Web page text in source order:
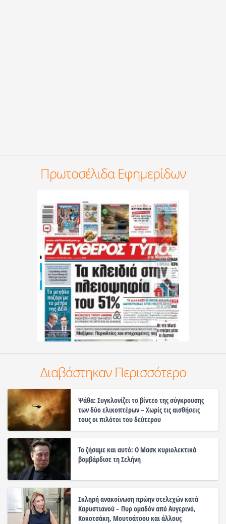
Πρωτοσέλιδα Εφημερίδων
Διαβάστηκαν Περισσότερο
Ψάθα: Συγκλονίζει το βίντεο της σύγκρουσης
των δύο ελικοπτέρων – Χωρίς τις αισθήσεις
τους οι πιλότοι του δεύτερου
Το ζήσαμε και αυτό: Ο Μασκ κυριολεκτικά
βομβάρδισε τη Σελήνη
Σκληρή ανακοίνωση πρώην στελεχών κατά
Καρυστιανού – Πυρ ομαδόν από Αυγερινό,
Κοκοτσάκη, Μουτσάτσου και άλλους